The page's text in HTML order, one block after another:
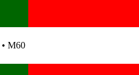
• M60